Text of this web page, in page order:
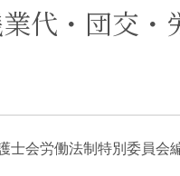
薬 消費者向
代・団交・
士会労働法制特別委員会